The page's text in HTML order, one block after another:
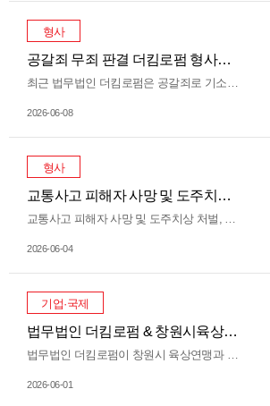
형사
공갈죄 무죄 판결 더킴로펌 형사전문변호사 변호 사례
2026-06-08
형사
교통사고 피해자 사망 및 도주치상 처벌, 어떻게 이루어질까?
2026-06-04
기업·국제
법무법인 더킴로펌 & 창원시육상연맹 후원 업무협약식
2026-06-01